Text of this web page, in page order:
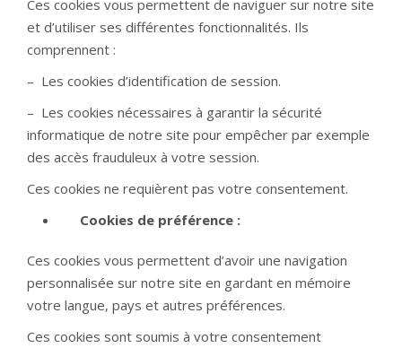
Ces cookies vous permettent de naviguer sur notre site
et d’utiliser ses différentes fonctionnalités. Ils
comprennent :
– Les cookies d’identification de session.
– Les cookies nécessaires à garantir la sécurité
informatique de notre site pour empêcher par exemple
des accès frauduleux à votre session.
Ces cookies ne requièrent pas votre consentement.
Cookies de préférence :
Ces cookies vous permettent d’avoir une navigation
personnalisée sur notre site en gardant en mémoire
votre langue, pays et autres préférences.
Ces cookies sont soumis à votre consentement